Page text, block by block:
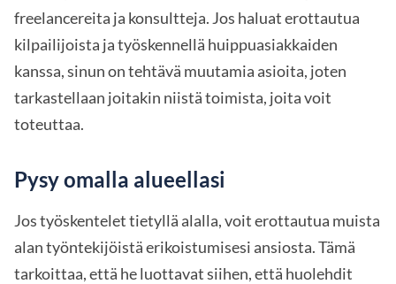
freelancereita ja konsultteja. Jos haluat erottautua
kilpailijoista ja työskennellä huippuasiakkaiden
kanssa, sinun on tehtävä muutamia asioita, joten
tarkastellaan joitakin niistä toimista, joita voit
toteuttaa.
Pysy omalla alueellasi
Jos työskentelet tietyllä alalla, voit erottautua muista
alan työntekijöistä erikoistumisesi ansiosta. Tämä
tarkoittaa, että he luottavat siihen, että huolehdit